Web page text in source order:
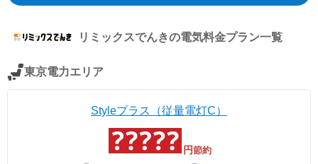
リュー」(kVA契約)、東京電力エリア「スタンダードS」「スタンダード
量電灯ネクスト」、関西電力エリア「なっトクでんき」「なっトクでん
きBiz」(kVA契約)、中国電力エリア「ぐっとずっと。プラン スマートコ
「おトクeプラン」「ビジネススタンダードプラン」(kVA契約)、九州電
※関西電力エリアの「なっトクでんき」「なっトクでんきBiz」ではガス
リミックスでんきの電気料金プラン一覧
東京電力エリア
Styleプラス（従量電灯C）
円節約